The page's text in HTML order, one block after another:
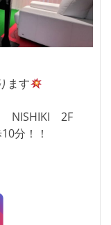
ます
NISHIKI 2F
分！！